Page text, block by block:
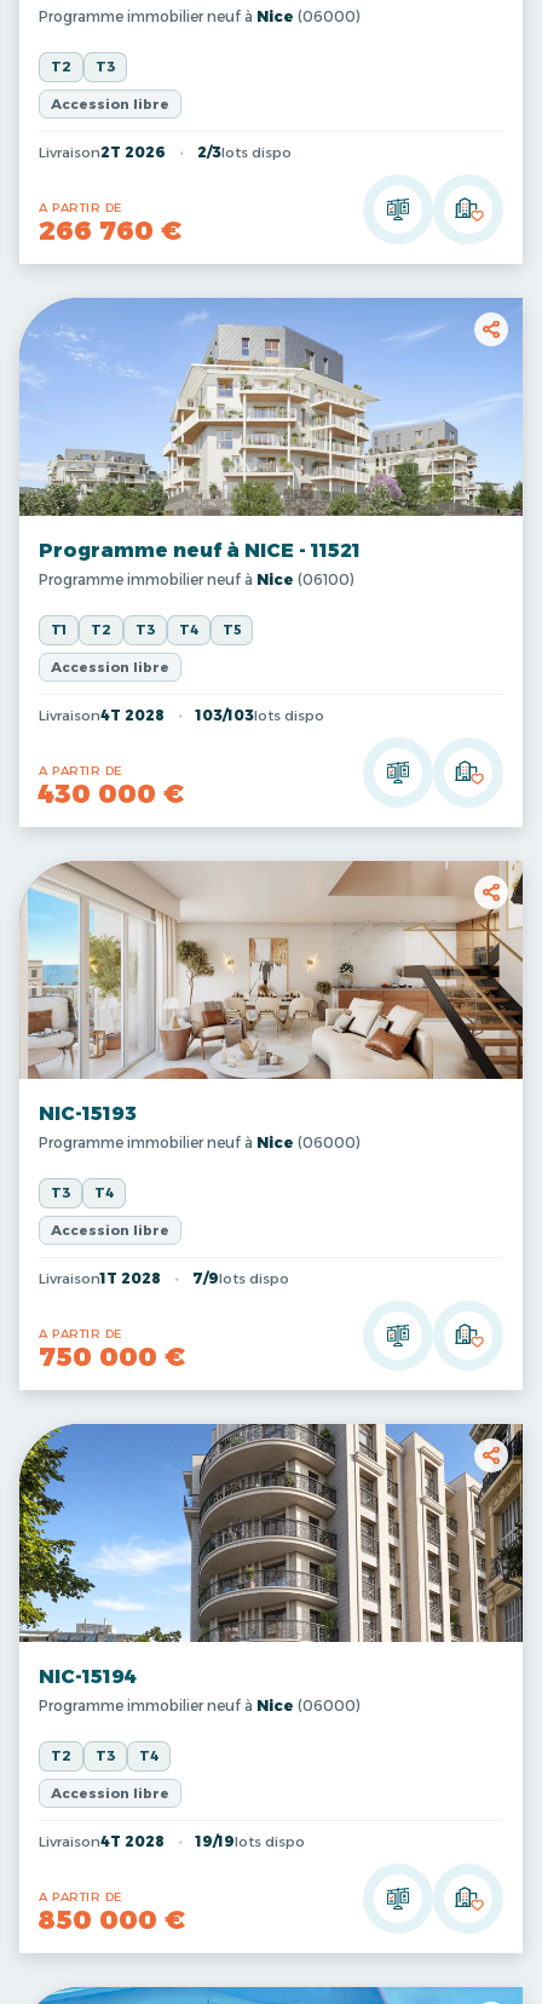
Programme immobilier neuf à Nice (06000)
T2 T3
Accession libre
Livraison2T 2026 2/3lots dispo
A PARTIR DE
266 760 €
Programme neuf à NICE - 11521
Programme immobilier neuf à Nice (06100)
T1 T2 T3 T4 T5
Accession libre
Livraison4T 2028 103/103lots dispo
A PARTIR DE
430 000 €
NIC-15193
Programme immobilier neuf à Nice (06000)
T3 T4
Accession libre
Livraison1T 2028 7/9lots dispo
A PARTIR DE
750 000 €
NIC-15194
Programme immobilier neuf à Nice (06000)
T2 T3 T4
Accession libre
Livraison4T 2028 19/19lots dispo
A PARTIR DE
850 000 €